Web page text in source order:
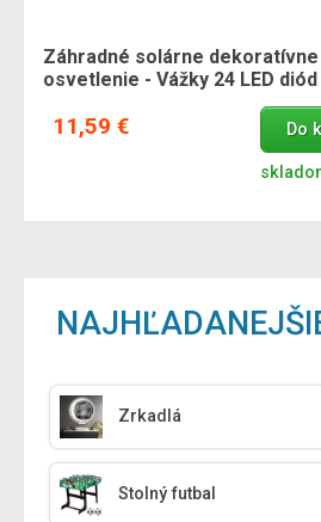
Záhradné solárne dekoratívne
osvetlenie - Vážky 24 LED diód
11,59 € Do
Zrkadlá
Stolný futbal